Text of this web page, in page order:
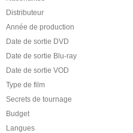
Distributeur
Année de production
Date de sortie DVD
Date de sortie Blu-ray
Date de sortie VOD
Type de film
Secrets de tournage
Budget
Langues